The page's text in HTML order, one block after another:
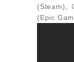
(Steam),
(Epic